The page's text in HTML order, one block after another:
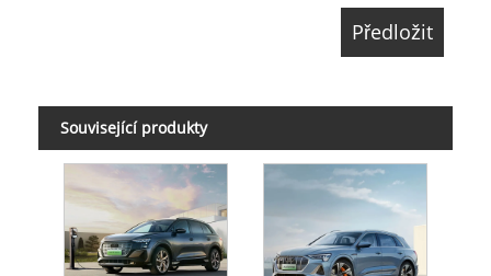
Související produkty